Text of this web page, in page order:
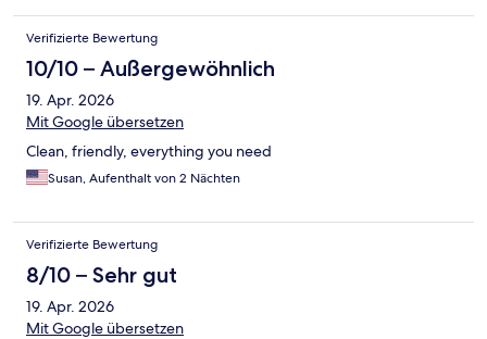
Verifizierte Bewertung
10/10 – Außergewöhnlich
19. Apr. 2026
Mit Google übersetzen
Clean, friendly, everything you need
Susan, Aufenthalt von 2 Nächten
Verifizierte Bewertung
8/10 – Sehr gut
19. Apr. 2026
Mit Google übersetzen